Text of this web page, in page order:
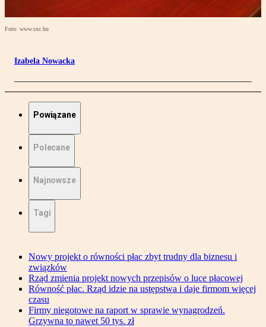
Foto: www.sxc.hu
Izabela Nowacka
Powiązane
Polecane
Najnowsze
Tagi
Nowy projekt o równości płac zbyt trudny dla biznesu i
związków
Rząd zmienia projekt nowych przepisów o luce płacowej
Równość płac. Rząd idzie na ustępstwa i daje firmom więcej
czasu
Firmy niegotowe na raport w sprawie wynagrodzeń.
Grzywna to nawet 50 tys. zł